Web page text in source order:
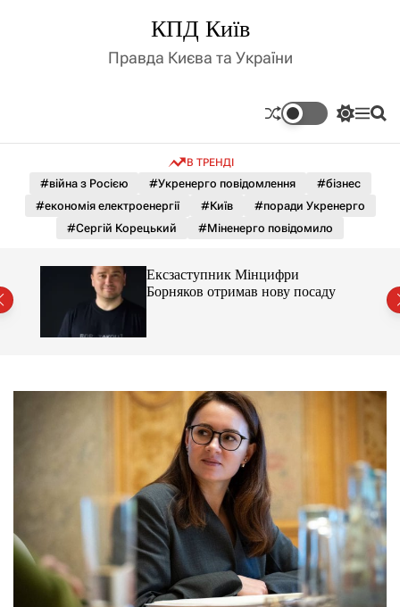
д
у
КПД Київ
Правда Києва та України
П
м
к
а
л
ь
г
М П
В ТРЕНДІ
#війна з Росією #Укренерго повідомлення
#бізнес
#економія електроенергії
#Київ
#поради Укренерго
#Сергій Корецький
#Міненерго повідомило
Ексзаступник Мінцифри
Борняков отримав нову посаду